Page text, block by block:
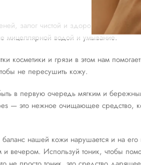
залог чистой и здоровой
мицеллярной водой и умывание.
косметики и грязи в этом нам
не пересушить кожу.
в первую очередь мягким и
— это нежное очищающее средство,
нашей кожи нарушается и на его
вечером. Используй тоник, чтобы